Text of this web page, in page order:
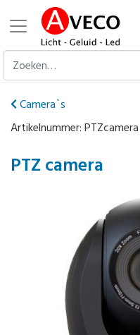
Camera`s
Artikelnummer: PTZcamera
PTZ camera